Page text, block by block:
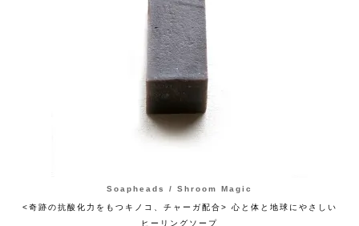
Soapheads / Shroom Magic
<奇跡の抗酸化力をもつキノコ、チャーガ配合> 心と体と地球にやさしい
ヒーリングソープ